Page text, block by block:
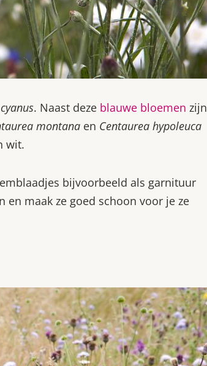
. Naast deze blauwe bloemen zijn
montana en Centaurea hypoleuca
wit.
bijvoorbeeld als garnituur
maak ze goed schoon voor je ze